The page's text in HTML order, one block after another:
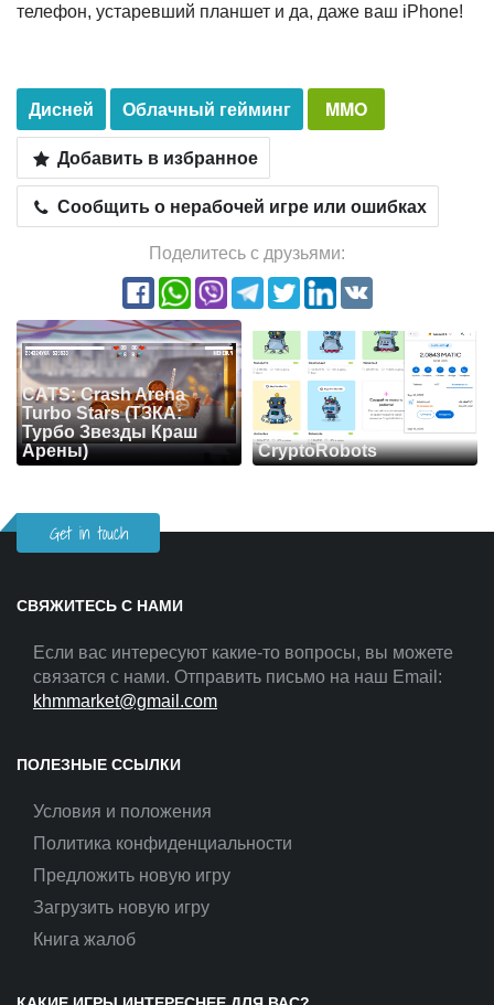
телефон, устаревший планшет и да, даже ваш iPhone!
Дисней Облачный гейминг
MMO
Добавить в избранное
Сообщить о нерабочей игре или ошибках
Поделитесь с друзьями:
CATS: Crash Arena
Turbo Stars (ТЗКА:
Турбо Звезды Краш
Арены)
CryptoRobots
Get in touch
СВЯЖИТЕСЬ С НАМИ
Если вас интересуют какие-то вопросы, вы можете
связатся с нами. Отправить письмо на наш Email:
khmmarket@gmail.com
ПОЛЕЗНЫЕ ССЫЛКИ
Условия и положения
Политика конфиденциальности
Предложить новую игру
Загрузить новую игру
Книга жалоб